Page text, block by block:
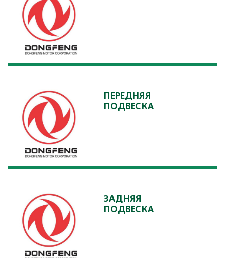
ПЕРЕДНЯЯ
ПОДВЕСКА
ЗАДНЯЯ
ПОДВЕСКА